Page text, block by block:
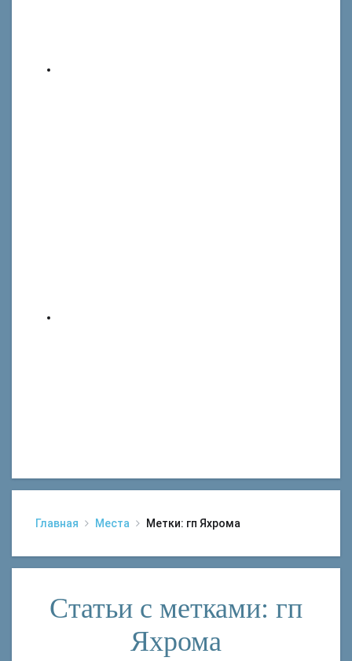
Главная Места Метки: гп Яхрома
Статьи с метками: гп
Яхрома